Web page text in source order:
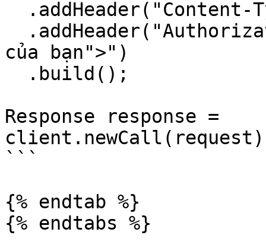
của bạn">")
Response response =
```
{% endtab %}
{% endtabs %}